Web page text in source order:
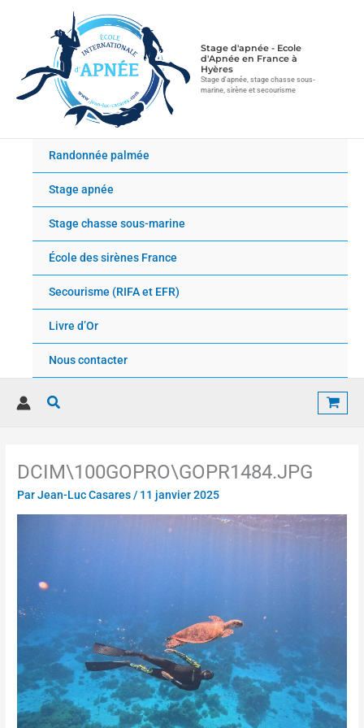
Stage d'apnée - Ecole
d'Apnée en France à
Hyères
Stage d'apnée, stage chasse sous-
marine, sirène et secourisme
Randonnée palmée
Stage apnée
Stage chasse sous-marine
École des sirènes France
Secourisme (RIFA et EFR)
Livre d’Or
Nous contacter
Rechercher
DCIM\100GOPRO\GOPR1484.JPG
ParJean-Luc Casares/ 11 janvier 2025